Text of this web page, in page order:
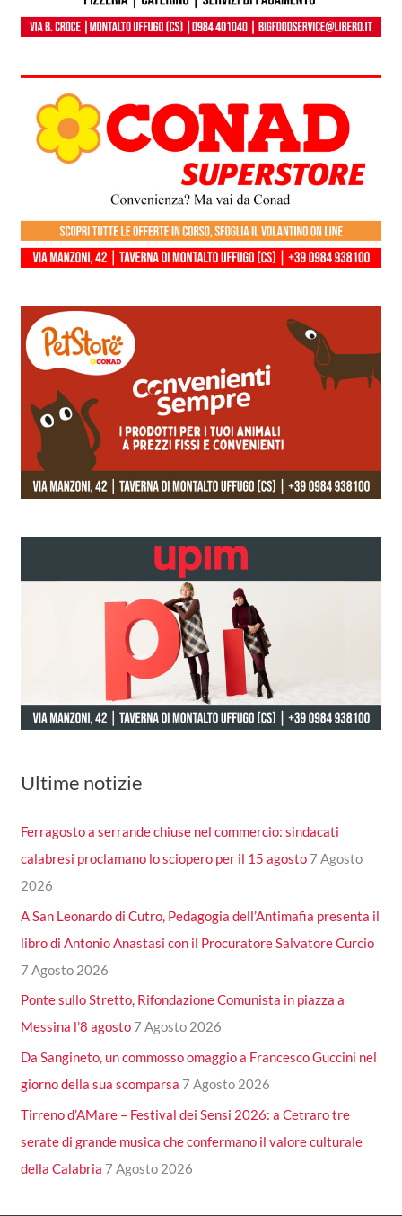
Ultime notizie
Ferragosto a serrande chiuse nel commercio: sindacati
calabresi proclamano lo sciopero per il 15 agosto 7 Agosto
2026
A San Leonardo di Cutro, Pedagogia dell’Antimafia presenta il
libro di Antonio Anastasi con il Procuratore Salvatore Curcio
7 Agosto 2026
Ponte sullo Stretto, Rifondazione Comunista in piazza a
Messina l’8 agosto 7 Agosto 2026
Da Sangineto, un commosso omaggio a Francesco Guccini nel
giorno della sua scomparsa 7 Agosto 2026
Tirreno d’AMare – Festival dei Sensi 2026: a Cetraro tre
serate di grande musica che confermano il valore culturale
della Calabria 7 Agosto 2026